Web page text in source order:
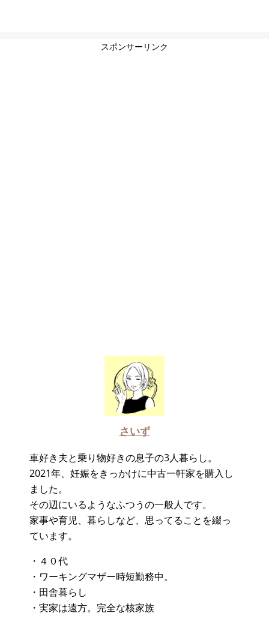
スポンサーリンク
さいず
車好き夫と乗り物好きの息子の3人暮らし。
2021年、妊娠をきっかけに中古一軒家を購入し
ました。
その辺にいるようなふつうの一般人です。
家事や育児、暮らしなど、思ってることを綴っ
ています。
・４０代
・ワーキングマザー時短勤務中。
・田舎暮らし
・実家は遠方。完全な核家族